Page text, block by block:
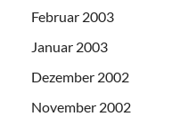
Februar 2003
Januar 2003
Dezember 2002
November 2002